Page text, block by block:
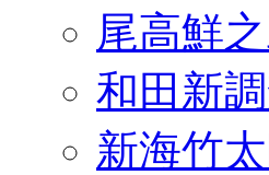
尾高鮮
和田新
新海竹